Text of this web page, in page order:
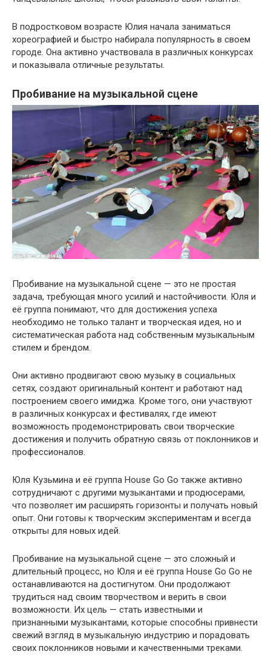
В подростковом возрасте Юлия начала заниматься
хореографией и быстро набирала популярность в своем
городе. Она активно участвовала в различных конкурсах
и показывала отличные результаты.
Пробивание на музыкальной сцене
Пробивание на музыкальной сцене — это не простая
задача, требующая много усилий и настойчивости. Юля и
её группа понимают, что для достижения успеха
необходимо не только талант и творческая идея, но и
систематическая работа над собственным музыкальным
стилем и брендом.
Они активно продвигают свою музыку в социальных
сетях, создают оригинальный контент и работают над
построением своего имиджа. Кроме того, они участвуют
в различных конкурсах и фестивалях, где имеют
возможность продемонстрировать свои творческие
достижения и получить обратную связь от поклонников и
профессионалов.
Юля Кузьмина и её группа House Go Go также активно
сотрудничают с другими музыкантами и продюсерами,
что позволяет им расширять горизонты и получать новый
опыт. Они готовы к творческим экспериментам и всегда
открыты для новых идей.
Пробивание на музыкальной сцене — это сложный и
длительный процесс, но Юля и её группа House Go Go не
останавливаются на достигнутом. Они продолжают
трудиться над своим творчеством и верить в свои
возможности. Их цель — стать известными и
признанными музыкантами, которые способны привнести
свежий взгляд в музыкальную индустрию и порадовать
своих поклонников новыми и качественными треками.